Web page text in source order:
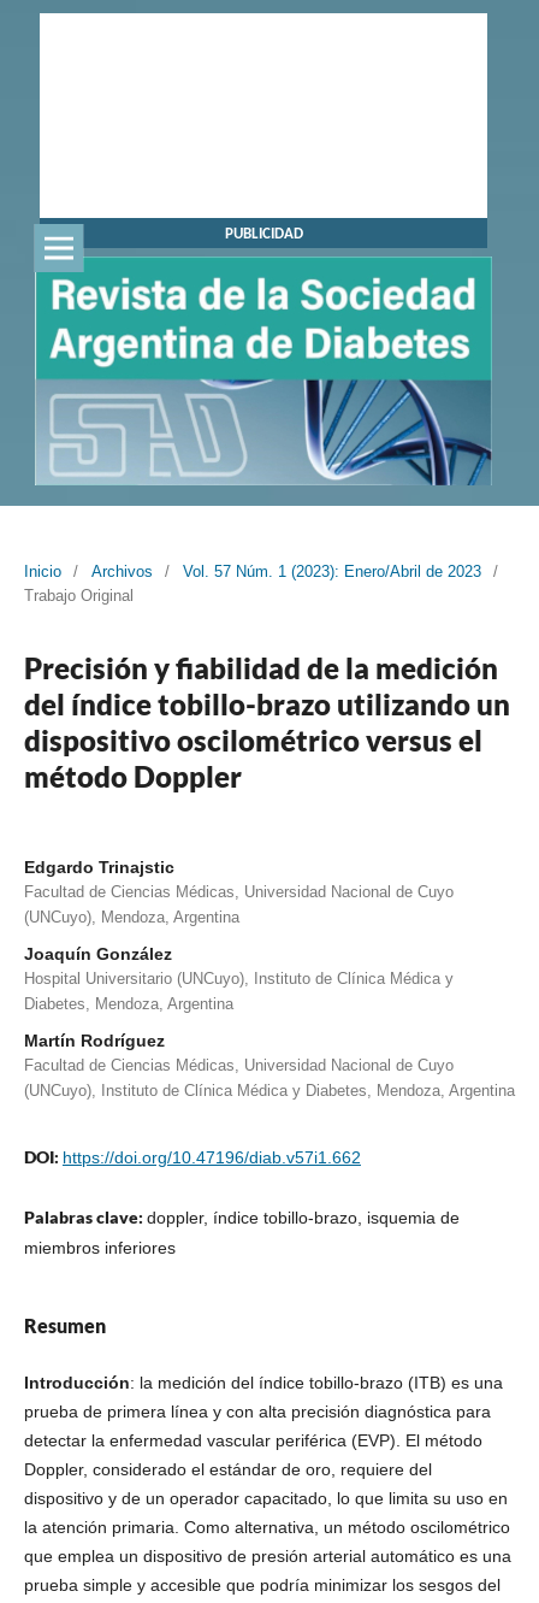
PUBLICIDAD
Inicio / Archivos / Vol. 57 Núm. 1 (2023): Enero/Abril de 2023
/
Trabajo Original
Precisión y fiabilidad de la medición
del índice tobillo-brazo utilizando un
dispositivo oscilométrico versus el
método Doppler
Edgardo Trinajstic
Facultad de Ciencias Médicas, Universidad Nacional de Cuyo
(UNCuyo), Mendoza, Argentina
Joaquín González
Hospital Universitario (UNCuyo), Instituto de Clínica Médica y
Diabetes, Mendoza, Argentina
Martín Rodríguez
Facultad de Ciencias Médicas, Universidad Nacional de Cuyo
(UNCuyo), Instituto de Clínica Médica y Diabetes, Mendoza, Argentina
DOI: https://doi.org/10.47196/diab.v57i1.662
Palabras clave: doppler, índice tobillo-brazo, isquemia de
miembros inferiores
Resumen
Introducción: la medición del índice tobillo-brazo (ITB) es una
prueba de primera línea y con alta precisión diagnóstica para
detectar la enfermedad vascular periférica (EVP). El método
Doppler, considerado el estándar de oro, requiere del
dispositivo y de un operador capacitado, lo que limita su uso en
la atención primaria. Como alternativa, un método oscilométrico
que emplea un dispositivo de presión arterial automático es una
prueba simple y accesible que podría minimizar los sesgos del